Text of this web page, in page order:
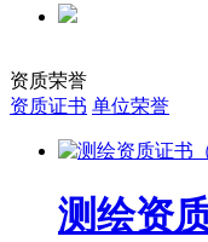
资质荣誉
资质证书 单位荣誉
测绘资